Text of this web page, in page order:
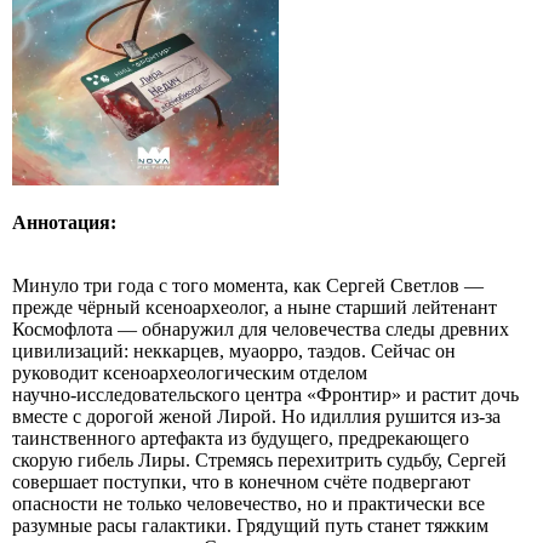
Аннотация:
Минуло три года с того момента, как Сергей Светлов —
прежде чёрный ксеноархеолог, а ныне старший лейтенант
Космофлота — обнаружил для человечества следы древних
цивилизаций: неккарцев, муаорро, таэдов. Сейчас он
руководит ксеноархеологическим отделом
научно‑исследовательского центра «Фронтир» и растит дочь
вместе с дорогой женой Лирой. Но идиллия рушится из‑за
таинственного артефакта из будущего, предрекающего
скорую гибель Лиры. Стремясь перехитрить судьбу, Сергей
совершает поступки, что в конечном счёте подвергают
опасности не только человечество, но и практически все
разумные расы галактики. Грядущий путь станет тяжким